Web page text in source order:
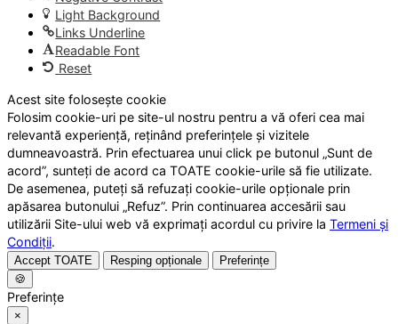
Light Background
Links Underline
Readable Font
Reset
Acest site folosește cookie
Folosim cookie-uri pe site-ul nostru pentru a vă oferi cea mai
relevantă experiență, reținând preferințele și vizitele
dumneavoastră. Prin efectuarea unui click pe butonul „Sunt de
acord”, sunteți de acord ca TOATE cookie-urile să fie utilizate.
De asemenea, puteți să refuzați cookie-urile opționale prin
apăsarea butonului „Refuz”. Prin continuarea accesării sau
utilizării Site-ului web vă exprimați acordul cu privire la Termeni și
Condiții.
Accept TOATE Resping opționale
Preferințe
🍪
Preferințe
×